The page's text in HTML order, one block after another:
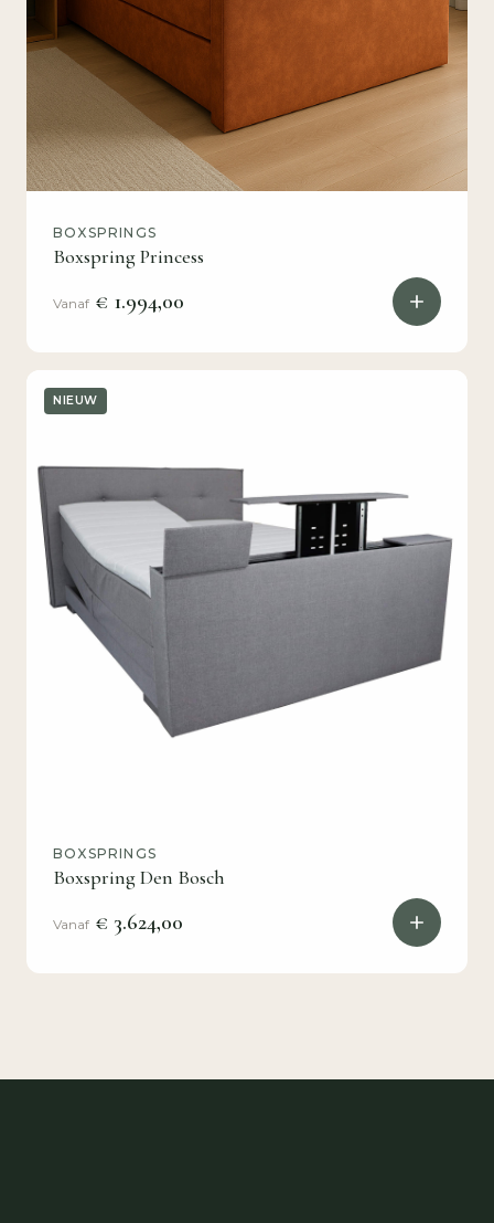
BOXSPRINGS
Boxspring Princess
Vanaf € 1.994,00
NIEUW
BOXSPRINGS
Boxspring Den Bosch
Vanaf € 3.624,00